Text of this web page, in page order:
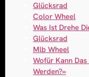
Glücksrad
Color Wheel
Was Ist Drehe
Glücksrad
Mlb Wheel
Wofür Kann
Werden?»